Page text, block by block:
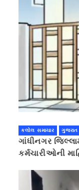
કલોલ સમાચાર ગુજરાત
ગાંધીનગર
કર્મચારીઓની